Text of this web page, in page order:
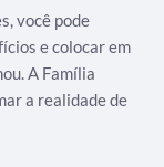
você pode
e colocar em
A Família
a realidade de